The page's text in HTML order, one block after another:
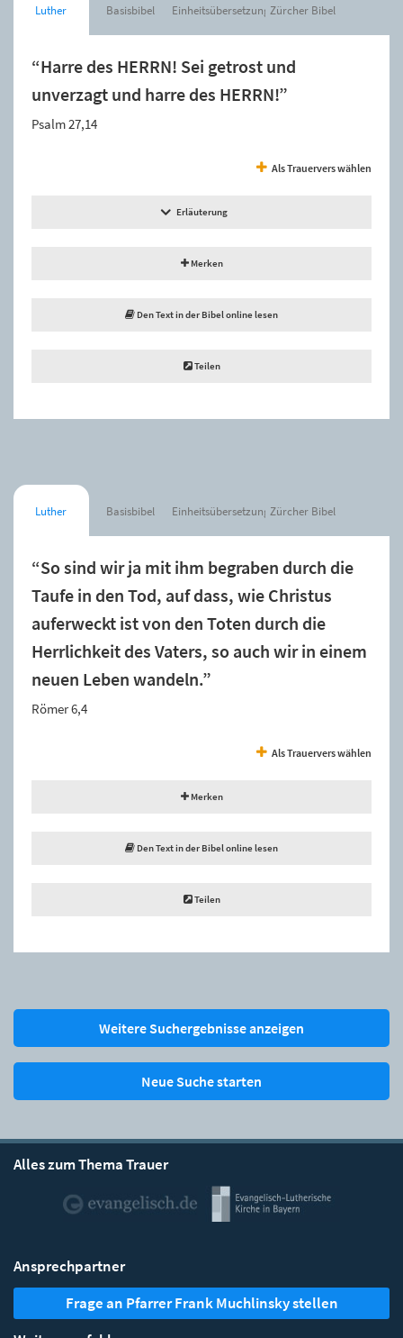
Luther Basisbibel Einheitsübersetzung Zürcher Bibel
“Harre des HERRN! Sei getrost und
unverzagt und harre des HERRN!”
Psalm 27,14
Als Trauervers wählen
Erläuterung
Merken
Den Text in der Bibel online lesen
Teilen
Luther Basisbibel Einheitsübersetzung Zürcher Bibel
“So sind wir ja mit ihm begraben durch die
Taufe in den Tod, auf dass, wie Christus
auferweckt ist von den Toten durch die
Herrlichkeit des Vaters, so auch wir in einem
neuen Leben wandeln.”
Römer 6,4
Als Trauervers wählen
Merken
Den Text in der Bibel online lesen
Teilen
Weitere Suchergebnisse anzeigen
Neue Suche starten
Alles zum Thema Trauer
Ansprechpartner
Frage an Pfarrer Frank Muchlinsky stellen